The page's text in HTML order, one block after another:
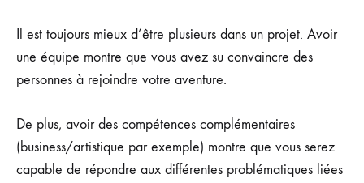
Il est toujours mieux d’être plusieurs dans un projet. Avoir
une équipe montre que vous avez su convaincre des
personnes à rejoindre votre aventure.
De plus, avoir des compétences complémentaires
(business/artistique par exemple) montre que vous serez
capable de répondre aux différentes problématiques liées